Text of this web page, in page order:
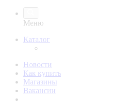
Меню
Каталог
Новости
Как купить
Магазины
Вакансии